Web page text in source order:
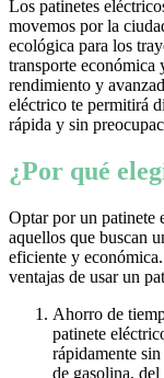
Los patinetes
movemos por la
ecológica para los
transporte económica
rendimiento y
eléctrico te permitirá
rápida y sin
¿Por qué
Optar por un patinete
aquellos que buscan
eficiente y
ventajas de usar un
Ahorro de
patinete
rápidamente
de gasolina, del